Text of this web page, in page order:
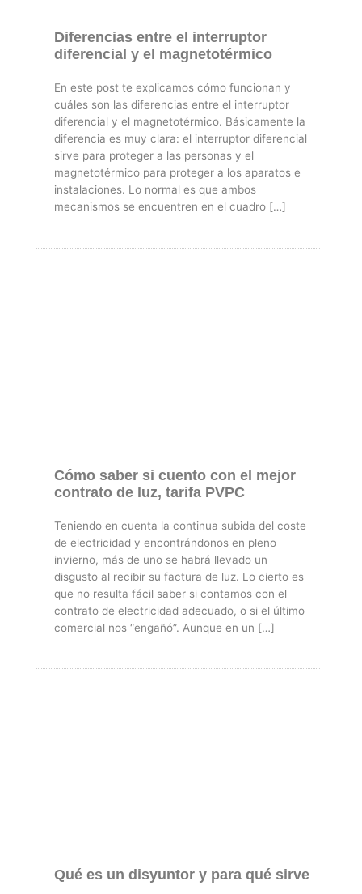
Diferencias entre el interruptor
diferencial y el magnetotérmico
En este post te explicamos cómo funcionan y
cuáles son las diferencias entre el interruptor
diferencial y el magnetotérmico. Básicamente la
diferencia es muy clara: el interruptor diferencial
sirve para proteger a las personas y el
magnetotérmico para proteger a los aparatos e
instalaciones. Lo normal es que ambos
mecanismos se encuentren en el cuadro […]
Cómo saber si cuento con el mejor
contrato de luz, tarifa PVPC
Teniendo en cuenta la continua subida del coste
de electricidad y encontrándonos en pleno
invierno, más de uno se habrá llevado un
disgusto al recibir su factura de luz. Lo cierto es
que no resulta fácil saber si contamos con el
contrato de electricidad adecuado, o si el último
comercial nos “engañó”. Aunque en un […]
Qué es un disyuntor y para qué sirve